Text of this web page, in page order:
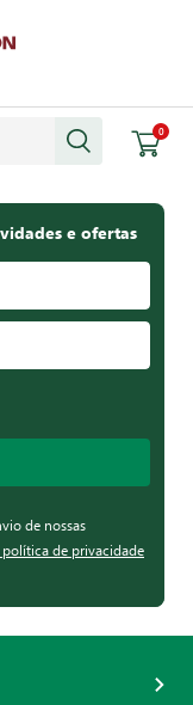
0
e ofertas
de nossas
política de privacidade